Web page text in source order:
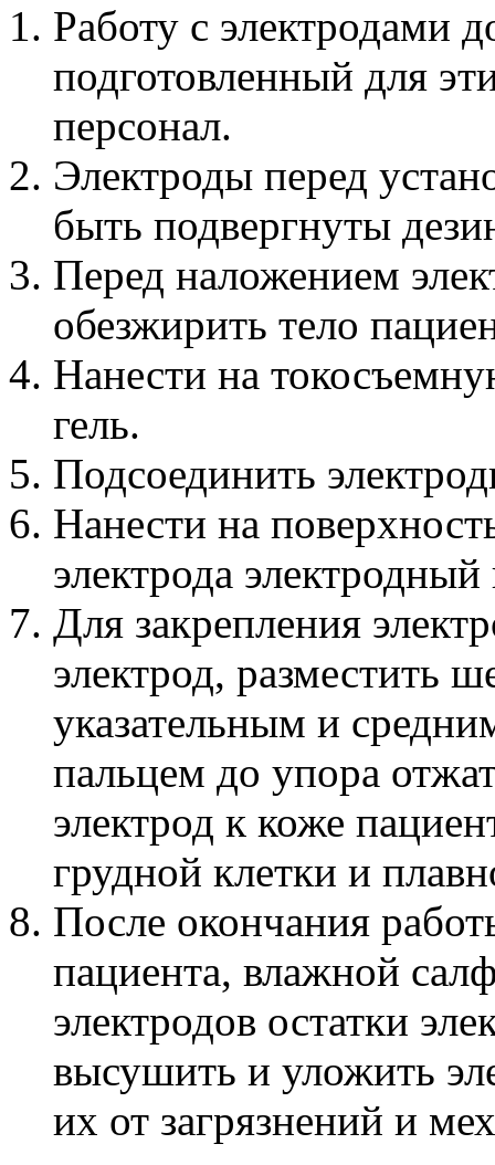
Работу с электродами
подготовленный для
персонал.
Электроды перед
быть подвергнуты
Перед наложением
обезжирить тело
Нанести на
гель.
Подсоединить
Нанести на
электрода электродный
Для закрепления
электрод, разместить
указательным и
пальцем до упора
электрод к коже
грудной клетки и
После окончания
пациента, влажной
электродов остатки
высушить и уложить
их от загрязнений и